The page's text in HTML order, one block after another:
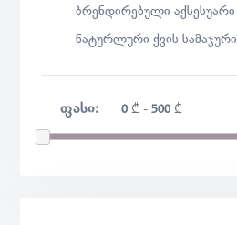
ბრენდირებული აქსესუარი
ნატურლური ქვის სამაჯური
ᲤᲐᲡᲘ: 0 ₾ - 500 ₾